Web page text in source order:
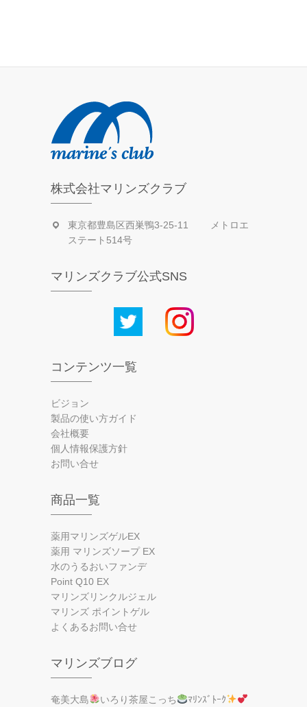
日
株式会社マリンズクラブ
東京都豊島区西巣鴨3-25-11 メトロエ
ステート514号
マリンズクラブ公式SNS
コンテンツ一覧
ビジョン
製品の使い方ガイド
会社概要
個人情報保護方針
お問い合せ
商品一覧
薬用マリンズゲルEX
薬用 マリンズソープ EX
水のうるおいファンデ
Point Q10 EX
マリンズリンクルジェル
マリンズ ポイントゲル
よくあるお問い合せ
マリンズブログ
奄美大島 いろり茶屋こっち ﾏﾘﾝｽﾞﾄｰｸ